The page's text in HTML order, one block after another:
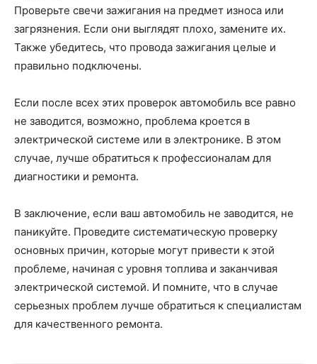
Проверьте свечи зажигания на предмет износа или
загрязнения. Если они выглядят плохо, замените их.
Также убедитесь, что провода зажигания целые и
правильно подключены.
Если после всех этих проверок автомобиль все равно
не заводится, возможно, проблема кроется в
электрической системе или в электронике. В этом
случае, лучше обратиться к профессионалам для
диагностики и ремонта.
В заключение, если ваш автомобиль не заводится, не
паникуйте. Проведите систематическую проверку
основных причин, которые могут привести к этой
проблеме, начиная с уровня топлива и заканчивая
электрической системой. И помните, что в случае
серьезных проблем лучше обратиться к специалистам
для качественного ремонта.